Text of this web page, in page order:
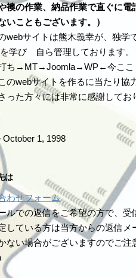
や襖の作業、納品作業で直ぐに電
いこともございます。）
webサイトは熊木義幸が、独学
学び 自ら管理しております。
ち→MT→Joomla→WP←今ここ
のwebサイトを作るに当たり協
った方々には非常に感謝してお
October 1, 1998
は
わせフォーム
ルでの返信をご希望の方で、受
している方は当方からの返信メ
ない場合がございますのでご注